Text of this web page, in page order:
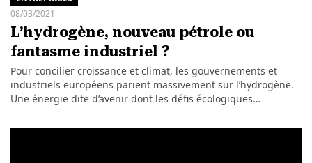
08/03/2021
L’hydrogène, nouveau pétrole ou
fantasme industriel ?
Pour concilier croissance et climat, les gouvernements et
industriels européens parient massivement sur l’hydrogène.
Une énergie dite d’avenir dont les défis écologiques…